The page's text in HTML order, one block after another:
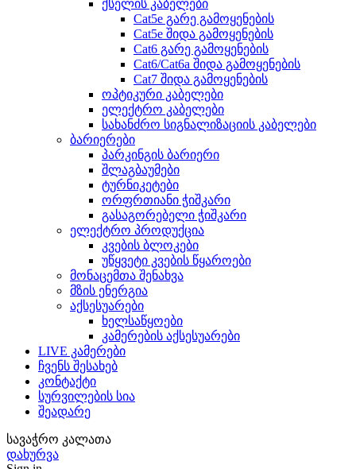
ქსელის კაბელები
Cat5e გარე გამოყენების
Cat5e შიდა გამოყენების
Cat6 გარე გამოყენების
Cat6/Cat6a შიდა გამოყენების
Cat7 შიდა გამოყენების
ოპტიკური კაბელები
ელექტრო კაბელები
სახანძრო სიგნალიზაციის კაბელები
ბარიერები
პარკინგის ბარიერი
შლაგბაუმები
ტურნიკეტები
ორფრთიანი ჭიშკარი
გასაგორებელი ჭიშკარი
ელექტრო პროდუქცია
კვების ბლოკები
უწყვეტი კვების წყაროები
მონაცემთა შენახვა
მზის ენერგია
აქსესუარები
ხელსაწყოები
კამერების აქსესუარები
LIVE კამერები
ჩვენს შესახებ
კონტაქტი
სურვილების სია
შეადარე
სავაჭრო კალათა
დახურვა